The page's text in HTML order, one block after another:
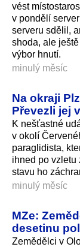
vést
v pondělí
serveru sdělil,
shoda, ale
výbor hnutí.
minulý měsíc
Na okraji
Převezli jej
K nešťastné
v okolí
paraglidista,
ihned po vzletu
stavu ho
minulý měsíc
MZe:
desetinu
Zemědělci v